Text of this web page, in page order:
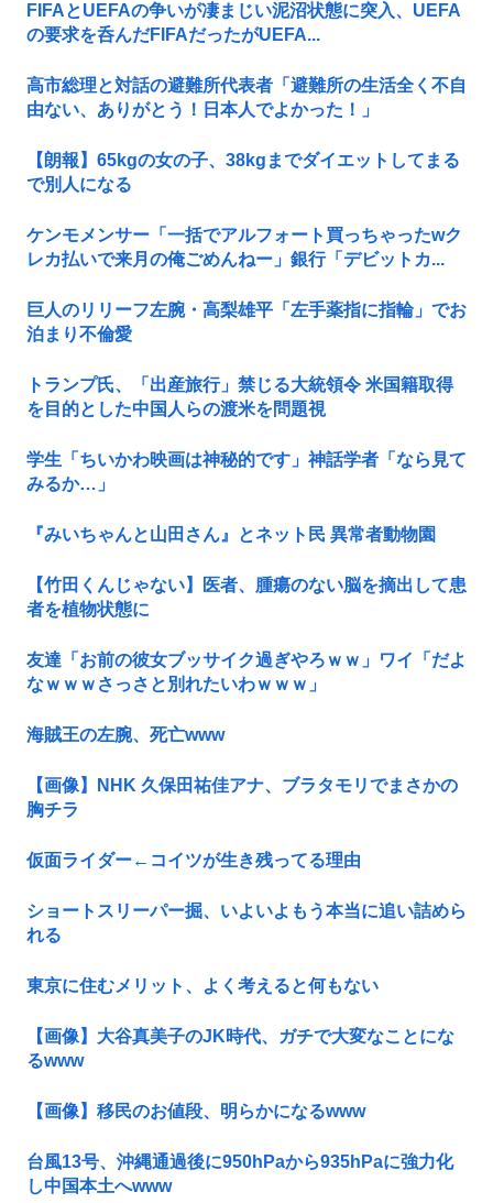
FIFAとUEFAの争いが凄まじい泥沼状態に突入、UEFA
の要求を呑んだFIFAだったがUEFA...
高市総理と対話の避難所代表者「避難所の生活全く不自
由ない、ありがとう！日本人でよかった！」
【朗報】65kgの女の子、38kgまでダイエットしてまる
で別人になる
ケンモメンサー「一括でアルフォート買っちゃったwク
レカ払いで来月の俺ごめんねー」銀行「デビットカ...
巨人のリリーフ左腕・高梨雄平「左手薬指に指輪」でお
泊まり不倫愛
トランプ氏、「出産旅行」禁じる大統領令 米国籍取得
を目的とした中国人らの渡米を問題視
学生「ちいかわ映画は神秘的です」神話学者「なら見て
みるか…」
『みいちゃんと山田さん』とネット民 異常者動物園
【竹田くんじゃない】医者、腫瘍のない脳を摘出して患
者を植物状態に
友達「お前の彼女ブッサイク過ぎやろｗｗ」ワイ「だよ
なｗｗｗさっさと別れたいわｗｗｗ」
海賊王の左腕、死亡www
【画像】NHK 久保田祐佳アナ、ブラタモリでまさかの
胸チラ
仮面ライダー←コイツが生き残ってる理由
ショートスリーパー掘、いよいよもう本当に追い詰めら
れる
東京に住むメリット、よく考えると何もない
【画像】大谷真美子のJK時代、ガチで大変なことにな
るwww
【画像】移民のお値段、明らかになるwww
台風13号、沖縄通過後に950hPaから935hPaに強力化
し中国本土へwww